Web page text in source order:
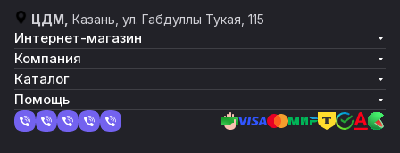
ЦДМ, Казань, ул. Габдуллы Тукая, 115
Интернет-магазин
Компания
Каталог
Помощь